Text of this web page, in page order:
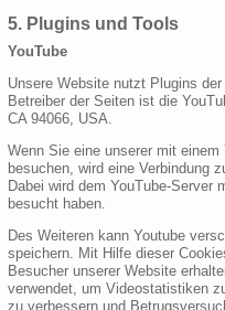
5. Plugins und Tools
YouTube
Unsere Website nutzt Plugins
Betreiber der Seiten ist die
CA 94066, USA.
Wenn Sie eine unserer mit
besuchen, wird eine Verbindung
Dabei wird dem YouTube-Server
besucht haben.
Des Weiteren kann Youtube
speichern. Mit Hilfe dieser
Besucher unserer Website
verwendet, um Videostatistiken
zu verbessern und